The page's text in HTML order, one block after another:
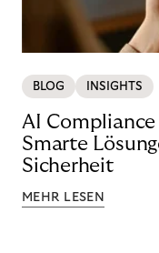
BLOG INSIGHTS
AI
Smarte
Sicherheit
MEHR LESEN